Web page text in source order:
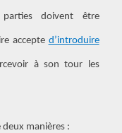
doivent être
accepte d’introduire
à son tour les
deux manières :